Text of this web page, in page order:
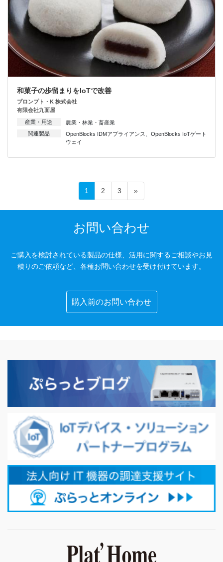
和菓子の歩留まりをIoTで改善
プロンプト・K 株式会社
有限会社九面屋
産業・用途
農業・林業・畜産業
関連製品
OpenBlocks IDMアプライアンス
OpenBlocks IoTゲート
ウェイ
ー
ペ
ー
1
ペ
ー
2
ペ
ー
3 »
お問い合わせ
ご購入を検討されている製品の仕様、活用に関するご相談やお見
積りのご依頼など、各種お問い合わせを受け付けています。
購入前のお問い合わせ